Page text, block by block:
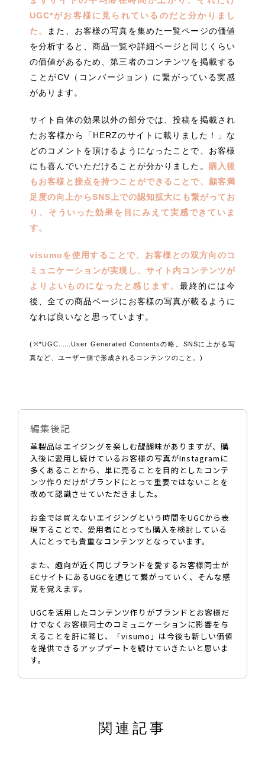
UGC*がお客様に見られているのだと分かりまし
た。
また、お客様の写真を集めた一覧ページの価値
を分析すると、商品一覧や詳細ページと同じくらい
の価値があるため、第三者のコンテンツを掲載する
ことがCV（コンバージョン）に繋がっている実感
があります。
サイト自体の効果以外の部分では、投稿を掲載され
たお客様から「HERZのサイトに載りました！」な
どのコメントを頂けるようになったことで、お客様
にも喜んでいただけることが分かりました。
購入後
もお客様と接点を持つことができることで、顧客満
足度の向上からSNS上での認知拡大にも繋がってお
り、そういった効果を目にみえて実感できていま
す。
visumoを使用することで、お客様との双方向のコ
ミュニケーションが実現し、サイト内コンテンツが
よりよいものになったと感じます。 最終的には今
後、全ての商品ページにお客様の写真が載るように
なれば良いなと思っています。
(※*UGC‥‥‥User Generated Contentsの略。SNSに上がる写
真など、ユーザー側で形成されるコンテンツのこと。)
編集後記
革製品はエイジングを楽しむ醍醐味がありますが、購
入後に愛用し続けているお客様の写真がInstagramに
多くあることから、単に売ることを目的としたコンテ
ンツ作りだけがブランドにとって重要ではないことを
改めて認識させていただきました。
お金では買えないエイジングという時間をUGCから表
現することで、愛用者にとっても購入を検討している
人にとっても貴重なコンテンツとなっています。
また、趣向が近く同じブランドを愛するお客様同士が
ECサイトにあるUGCを通じて繋がっていく、そんな感
覚を覚えます。
UGCを活用したコンテンツ作りがブランドとお客様だ
けでなくお客様同士のコミュニケーションに影響を与
えることを肝に銘じ、「visumo」は今後も新しい価値
を提供できるアップデートを続けていきたいと思いま
す。
関連記事